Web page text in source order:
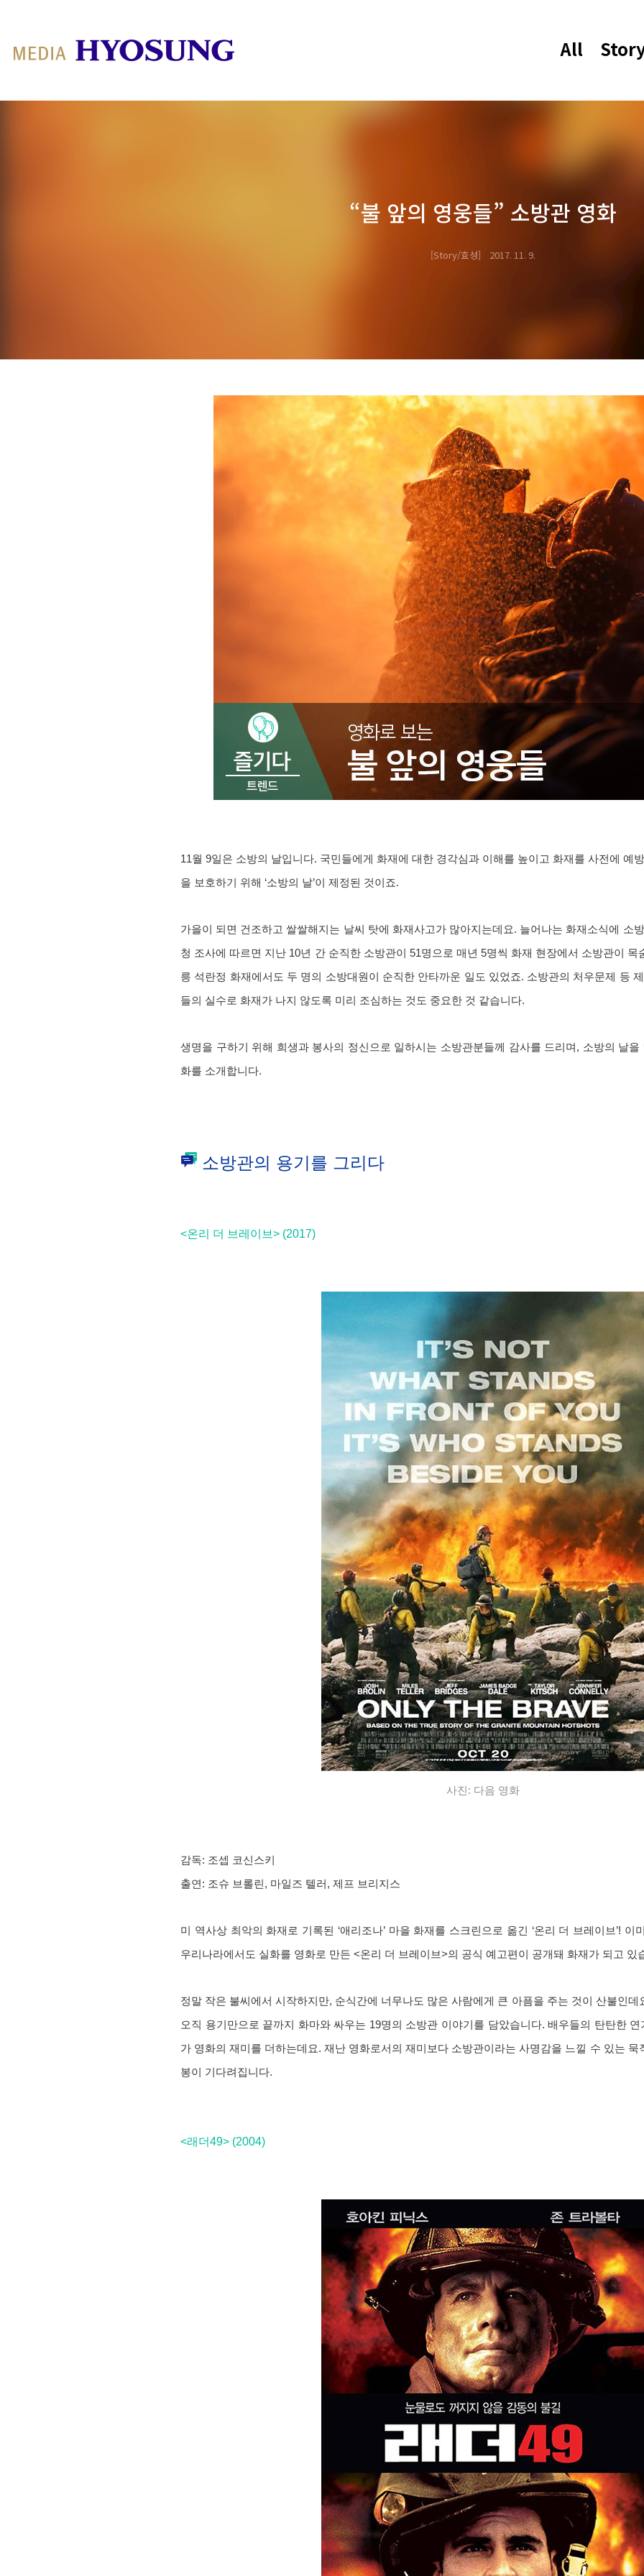
MY FRIEND HYOSUNG All
“불 앞의 영웅들” 소방관 영화
Story/효성 2017. 11. 9.
11월 9일은 소방의 날입니다. 국민들에게 화재에 대한 경각심과 이해를 높이고 화재를 사전에 예
을 보호하기 위해 ‘소방의 날’이 제정된 것이죠.
가을이 되면 건조하고 쌀쌀해지는 날씨 탓에 화재사고가 많아지는데요. 늘어나는 화재소식에 소
청 조사에 따르면 지난 10년 간 순직한 소방관이 51명으로 매년 5명씩 화재 현장에서 소방관이
릉 석란정 화재에서도 두 명의 소방대원이 순직한 안타까운 일도 있었죠. 소방관의 처우문제 등
들의 실수로 화재가 나지 않도록 미리 조심하는 것도 중요한 것 같습니다.
생명을 구하기 위해 희생과 봉사의 정신으로 일하시는 소방관분들께 감사를 드리며, 소방의 날
화를 소개합니다.
소방관의 용기를 그리다
<온리 더 브레이브> (2017)
사진: 다음 영화
감독: 조셉 코신스키
출연: 조슈 브롤린, 마일즈 텔러, 제프 브리지스
미 역사상 최악의 화재로 기록된 ‘애리조나’ 마을 화재를 스크린으로 옮긴 ‘온리 더 브레이브’! 이
우리나라에서도 실화를 영화로 만든 <온리 더 브레이브>의 공식 예고편이 공개돼 화재가 되고 있
정말 작은 불씨에서 시작하지만, 순식간에 너무나도 많은 사람에게 큰 아픔을 주는 것이 산불인데
오직 용기만으로 끝까지 화마와 싸우는 19명의 소방관 이야기를 담았습니다. 배우들의 탄탄한 연
가 영화의 재미를 더하는데요. 재난 영화로서의 재미보다 소방관이라는 사명감을 느낄 수 있는 묵
봉이 기다려집니다.
<래더49> (2004)